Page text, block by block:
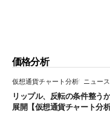
価格分析
仮想通貨チャート分析 ニュース
リップル、反転の条件整う
展開【仮想通貨チャート分